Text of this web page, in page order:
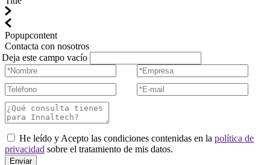
Popupcontent
Contacta con nosotros
Deja este campo vacío
He leído y Acepto las condiciones contenidas en la política de
privacidad sobre el tratamiento de mis datos.